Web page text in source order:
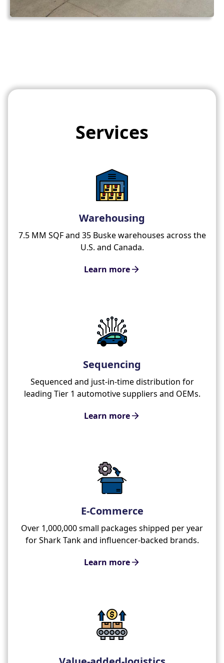
Services
Warehousing
7.5 MM SQF and 35 Buske warehouses across the
U.S. and Canada.
Learn more
Sequencing
Sequenced and just-in-time distribution for
leading Tier 1 automotive suppliers and OEMs.
Learn more
E-Commerce
Over 1,000,000 small packages shipped per year
for Shark Tank and influencer-backed brands.
Learn more